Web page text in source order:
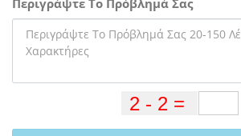
Περιγράψτε Το Πρόβλημά Σας